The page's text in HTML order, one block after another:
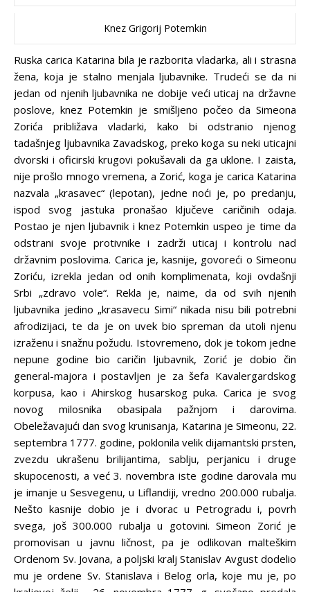
Knez Grigorij Potemkin
Ruska carica Katarina bila je razborita vladarka, ali i strasna
žena, koja je stalno menjala ljubavnike. Trudeći se da ni
jedan od njenih ljubavnika ne dobije veći uticaj na državne
poslove, knez Potemkin je smišljeno počeo da Simeona
Zorića približava vladarki, kako bi odstranio njenog
tadašnjeg ljubavnika Zavadskog, preko koga su neki uticajni
dvorski i oficirski krugovi pokušavali da ga uklone. I zaista,
nije prošlo mnogo vremena, a Zorić, koga je carica Katarina
nazvala „krasavec“ (lepotan), jedne noći je, po predanju,
ispod svog jastuka pronašao ključeve caričinih odaja.
Postao je njen ljubavnik i knez Potemkin uspeo je time da
odstrani svoje protivnike i zadrži uticaj i kontrolu nad
državnim poslovima. Carica je, kasnije, govoreći o Simeonu
Zoriću, izrekla jedan od onih komplimenata, koji ovdašnji
Srbi „zdravo vole“. Rekla je, naime, da od svih njenih
ljubavnika jedino „krasavecu Simi“ nikada nisu bili potrebni
afrodizijaci, te da je on uvek bio spreman da utoli njenu
izraženu i snažnu požudu. Istovremeno, dok je tokom jedne
nepune godine bio caričin ljubavnik, Zorić je dobio čin
general-majora i postavljen je za šefa Kavalergardskog
korpusa, kao i Ahirskog husarskog puka. Carica je svog
novog milosnika obasipala pažnjom i darovima.
Obeležavajući dan svog krunisanja, Katarina je Simeonu, 22.
septembra 1777. godine, poklonila velik dijamantski prsten,
zvezdu ukrašenu brilijantima, sablju, perjanicu i druge
skupocenosti, a već 3. novembra iste godine darovala mu
je imanje u Sesvegenu, u Liflandiji, vredno 200.000 rubalja.
Nešto kasnije dobio je i dvorac u Petrogradu i, povrh
svega, još 300.000 rubalja u gotovini. Simeon Zorić je
promovisan u javnu ličnost, pa je odlikovan malteškim
Ordenom Sv. Jovana, a poljski kralj Stanislav Avgust dodelio
mu je ordene Sv. Stanislava i Belog orla, koje mu je, po